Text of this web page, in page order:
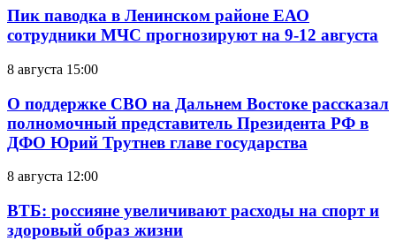
Пик паводка в Ленинском районе ЕАО
сотрудники МЧС прогнозируют на 9-12 августа
8 августа 15:00
О поддержке СВО на Дальнем Востоке рассказал
полномочный представитель Президента РФ в
ДФО Юрий Трутнев главе государства
8 августа 12:00
ВТБ: россияне увеличивают расходы на спорт и
здоровый образ жизни